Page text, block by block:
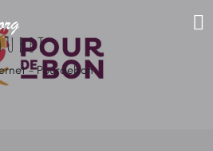
- Pourdebon